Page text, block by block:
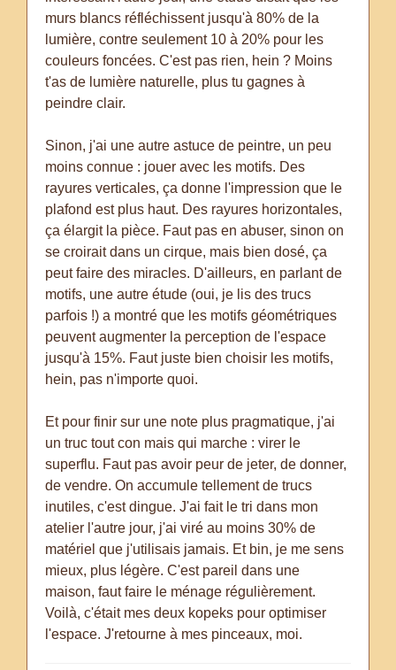
murs blancs réfléchissent jusqu'à 80% de la
lumière, contre seulement 10 à 20% pour les
couleurs foncées. C'est pas rien, hein ? Moins
t'as de lumière naturelle, plus tu gagnes à
peindre clair.
Sinon, j'ai une autre astuce de peintre, un peu
moins connue : jouer avec les motifs. Des
rayures verticales, ça donne l'impression que le
plafond est plus haut. Des rayures horizontales,
ça élargit la pièce. Faut pas en abuser, sinon on
se croirait dans un cirque, mais bien dosé, ça
peut faire des miracles. D'ailleurs, en parlant de
motifs, une autre étude (oui, je lis des trucs
parfois !) a montré que les motifs géométriques
peuvent augmenter la perception de l'espace
jusqu'à 15%. Faut juste bien choisir les motifs,
hein, pas n'importe quoi.
Et pour finir sur une note plus pragmatique, j'ai
un truc tout con mais qui marche : virer le
superflu. Faut pas avoir peur de jeter, de donner,
de vendre. On accumule tellement de trucs
inutiles, c'est dingue. J'ai fait le tri dans mon
atelier l'autre jour, j'ai viré au moins 30% de
matériel que j'utilisais jamais. Et bin, je me sens
mieux, plus légère. C'est pareil dans une
maison, faut faire le ménage régulièrement.
Voilà, c'était mes deux kopeks pour optimiser
l'espace. J'retourne à mes pinceaux, moi.